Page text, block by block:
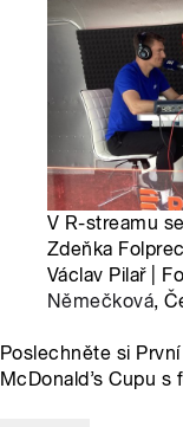
V R-streamu
Zdeňka
Václav Pilař |
Němečková,
Poslechněte si
McDonald’s Cupu s